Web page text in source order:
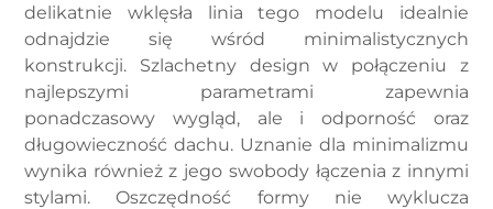
delikatnie wklęsła linia tego modelu idealnie
odnajdzie się wśród minimalistycznych
konstrukcji. Szlachetny design w połączeniu z
najlepszymi parametrami zapewnia
ponadczasowy wygląd, ale i odporność oraz
długowieczność dachu. Uznanie dla minimalizmu
wynika również z jego swobody łączenia z innymi
stylami. Oszczędność formy nie wyklucza